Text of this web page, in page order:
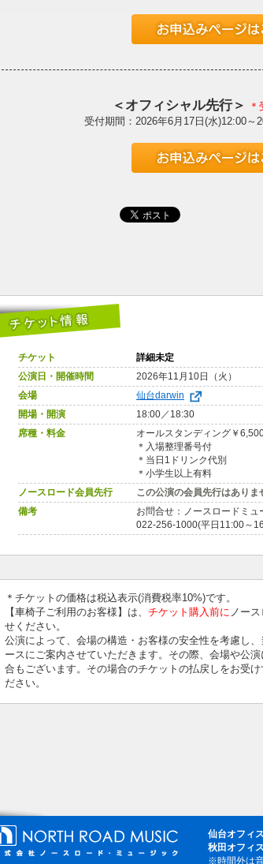
＜オフィシャル先行＞
受付期間：2026年6月17日(水)12:00～
チケット
詳細未定
公演日・開催時間
2026年11月10日（火）
会場
仙台darwin
開場・開演
18:00／18:30
席種・料金
オールスタンディング￥
＊入場整理番号付
＊当日1ドリンク代別
＊小学生以上有料
ノースロード会員先行
この公演の会員先行はありま
備考
お問合せ：ノースロードミュ
022-256-1000(平日11:00～
＊チケットの価格は税込表示(消費税率10%)です。
【車椅子ご利用のお客様】は、チケット購入前に ノー
せください。
公演によって、会場の構造・お客様の安全性を考慮し
ースにご案内させていただきます。その際、会場や公
合もございます。その場合のチケットの払戻しをお受
ださい。
仙台オフィス
秋田オフィス
※時間外は